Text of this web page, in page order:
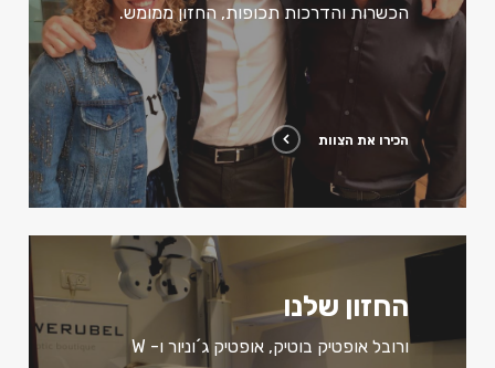
הכשרות והדרכות תכופות, החזון ממומש.
הכירו את הצוות
החזון שלנו
ורובל אופטיק בוטיק, אופטיק ג´וניור ו- W